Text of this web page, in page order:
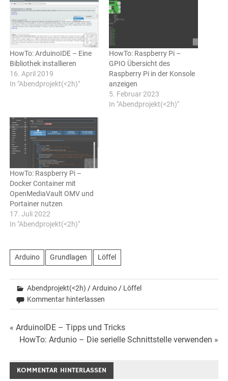
HowTo: ArduinoIDE – Eine
Bibliothek installieren
16. April 2019
In "Abendprojekt(<2h)"
HowTo: Raspberry Pi –
GPIO Übersicht des
Raspberry Pi in der Konsole
anzeigen
5. Februar 2023
In "Abendprojekt(<2h)"
HowTo: Raspberry Pi –
Docker Container mit
OpenMediaVault OMV und
Portainer nutzen
17. Juli 2022
In "Abendprojekt(<2h)"
Arduino Grundlagen Löffel
Abendprojekt(<2h) /Arduino / Löffel
Kommentar hinterlassen
Beitrags-
« ArduinoIDE – Tipps und Tricks
HowTo: Ardunio – Die serielle Schnittstelle verwenden »
KOMMENTAR HINTERLASSEN